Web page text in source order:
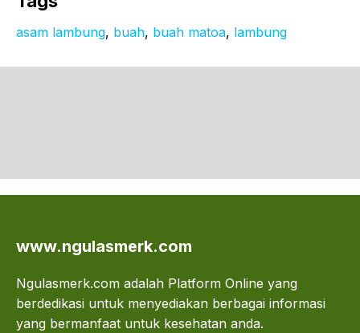
asam lambung, buah, buah matoa, lambung
www.ngulasmerk.com
Ngulasmerk.com adalah Platform Online yang
berdedikasi untuk menyediakan berbagai informasi
yang bermanfaat untuk kesehatan anda.